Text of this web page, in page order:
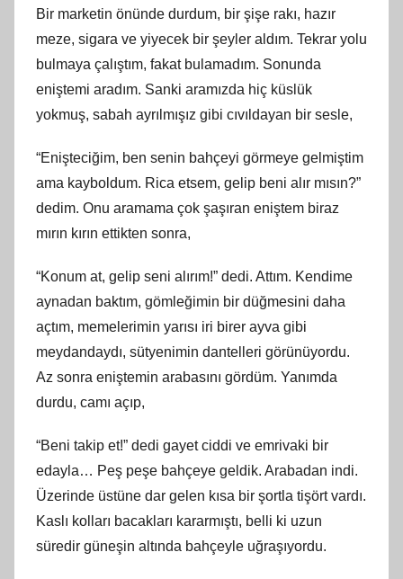
Bir marketin önünde durdum, bir şişe rakı, hazır
meze, sigara ve yiyecek bir şeyler aldım. Tekrar yolu
bulmaya çalıştım, fakat bulamadım. Sonunda
eniştemi aradım. Sanki aramızda hiç küslük
yokmuş, sabah ayrılmışız gibi cıvıldayan bir sesle,
“Enişteciğim, ben senin bahçeyi görmeye gelmiştim
ama kayboldum. Rica etsem, gelip beni alır mısın?”
dedim. Onu aramama çok şaşıran eniştem biraz
mırın kırın ettikten sonra,
“Konum at, gelip seni alırım!” dedi. Attım. Kendime
aynadan baktım, gömleğimin bir düğmesini daha
açtım, memelerimin yarısı iri birer ayva gibi
meydandaydı, sütyenimin dantelleri görünüyordu.
Az sonra eniştemin arabasını gördüm. Yanımda
durdu, camı açıp,
“Beni takip et!” dedi gayet ciddi ve emrivaki bir
edayla… Peş peşe bahçeye geldik. Arabadan indi.
Üzerinde üstüne dar gelen kısa bir şortla tişört vardı.
Kaslı kolları bacakları kararmıştı, belli ki uzun
süredir güneşin altında bahçeyle uğraşıyordu.